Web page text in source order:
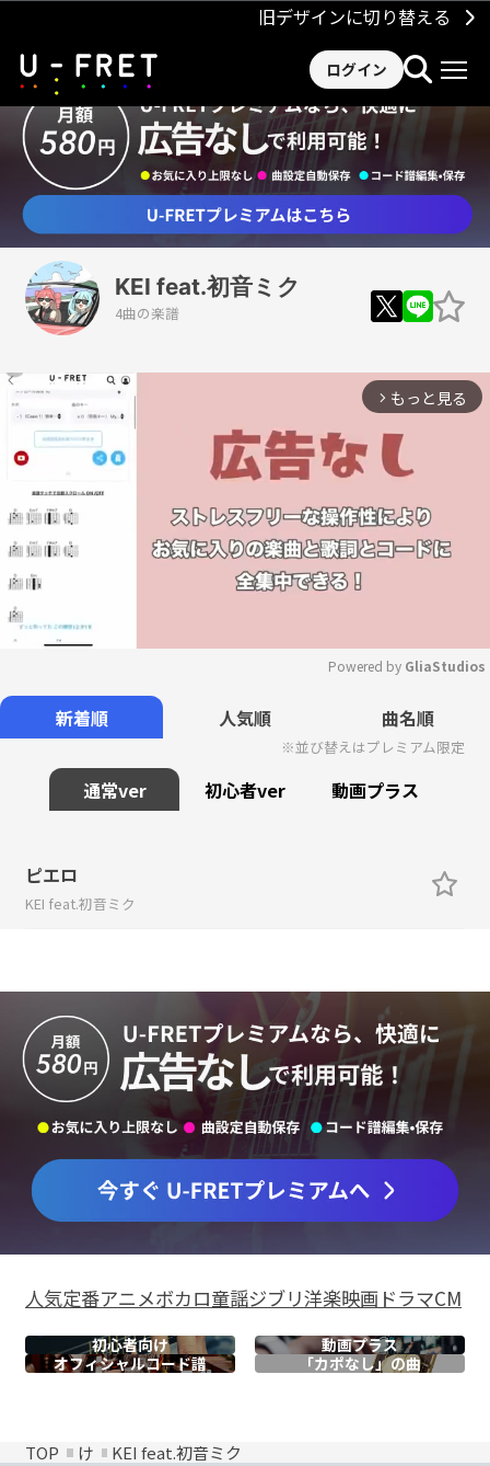
旧デザインに切り替える
ログイン
KEI feat.初音ミク
4曲の楽譜
arrow_forward_ios もっと見る
Mute
Powered by GliaStudios
新着順 人気順 曲名順
※並び替えはプレミアム限定
通常ver 初心者ver 動画プラス
ピエロ
KEI feat.初音ミク
人気定番アニメボカロ童謡ジブリ洋楽映画ドラマCM
初心者向け
動画プラス
オフィシャルコード譜 「カポなし」の曲
TOP け KEI feat.初音ミク